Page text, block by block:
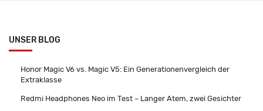
UNSER BLOG
Honor Magic V6 vs. Magic V5: Ein Generationenvergleich der
Extraklasse
Redmi Headphones Neo im Test – Langer Atem, zwei Gesichter